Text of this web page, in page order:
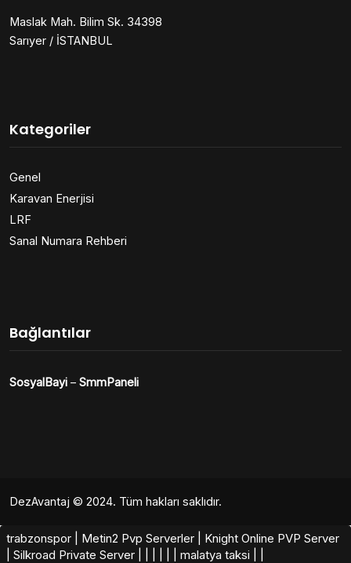
Maslak Mah. Bilim Sk. 34398
Sarıyer / İSTANBUL
Kategoriler
Genel
Karavan Enerjisi
LRF
Sanal Numara Rehberi
Bağlantılar
SosyalBayi – SmmPaneli
DezAvantaj © 2024. Tüm hakları saklıdır.
trabzonspor Metin2 Pvp Serverler
Knight Online PVP Server
Silkroad Private Server​ malatya taksi